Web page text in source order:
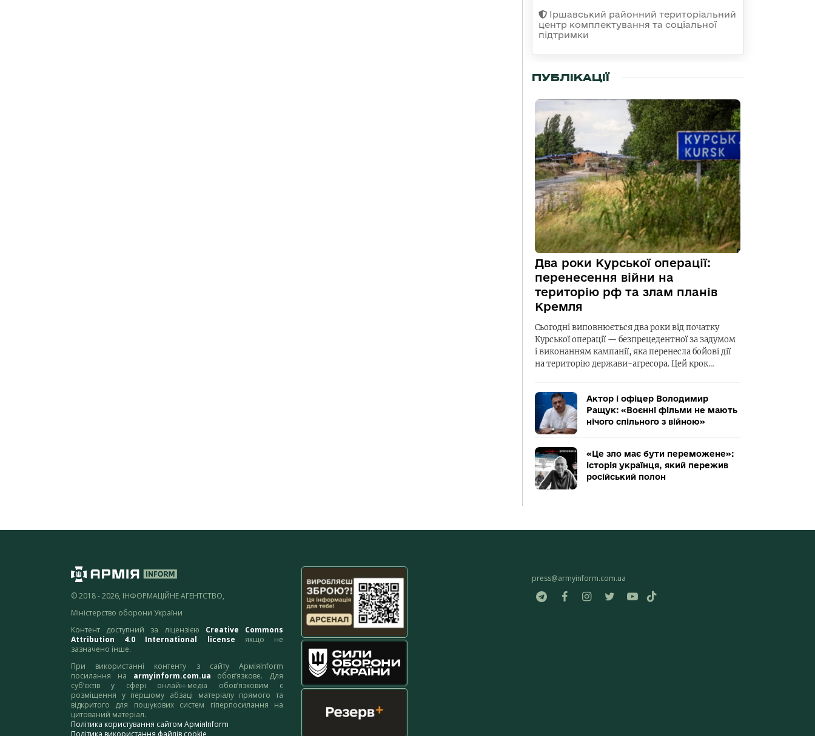
Іршавський районний територіальний
центр комплектування та соціальної
підтримки
ПУБЛІКАЦІЇ
Два роки Курської операції:
перенесення війни на
територію рф та злам планів
Кремля
Сьогодні виповнюється два роки від початку
Курської операції — безпрецедентної за задумом
і виконанням кампанії, яка перенесла бойові дії
на територію держави-агресора. Цей крок…
Актор і офіцер Володимир
Ращук: «Воєнні фільми не мають
нічого спільного з війною»
«Це зло має бути переможене»:
історія українця, який пережив
російський полон
© 2018 - 2026, ІНФОРМАЦІЙНЕ АГЕНТСТВО,
Міністерство оборони України
Контент доступний за ліцензією Creative Commons
Attribution 4.0 International license якщо не
зазначено інше.
При використанні контенту з сайту АрміяInform
посилання на armyinform.com.ua обов’язкове. Для
суб’єктів у сфері онлайн-медіа обов’язковим є
розміщення у першому абзаці матеріалу прямого та
відкритого для пошукових систем гіперпосилання на
цитований матеріал.
Політика користування сайтом АрміяInform
press@armyinform.com.ua